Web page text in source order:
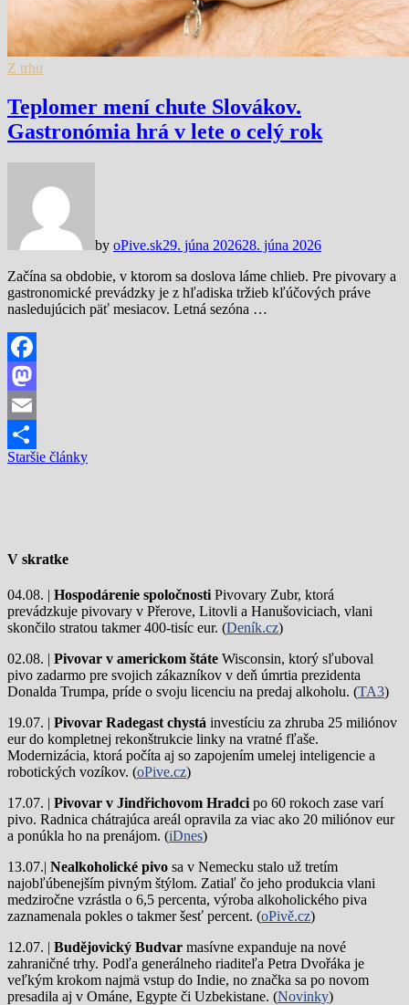
Z trhu
Teplomer mení chute Slovákov.
Gastronómia hrá v lete o celý rok
by oPive.sk29. júna 202628. júna 2026
Začína sa obdobie, v ktorom sa doslova láme chlieb. Pre pivovary a
gastronomické prevádzky je z hľadiska tržieb kľúčových práve
nasledujúcich päť mesiacov. Letná sezóna …
Facebook
Mastodon
Email
Share
Navigácia
Staršie články
V skratke
04.08. | Hospodárenie spoločnosti Pivovary Zubr, ktorá
prevádzkuje pivovary v Přerove, Litovli a Hanušoviciach, vlani
skončilo stratou takmer 400-tisíc eur. (Deník.cz)
02.08. | Pivovar v americkom štáte Wisconsin, ktorý sľuboval
pivo zadarmo pre svojich zákazníkov v deň úmrtia prezidenta
Donalda Trumpa, príde o svoju licenciu na predaj alkoholu. (TA3)
19.07. | Pivovar Radegast chystá investíciu za zhruba 25 miliónov
eur do kompletnej rekonštrukcie linky na vratné fľaše.
Modernizácia, ktorá počíta aj so zapojením umelej inteligencie a
robotických vozíkov. (oPive.cz)
17.07. | Pivovar v Jindřichovom Hradci po 60 rokoch zase varí
pivo. Radnica chátrajúca areál opravila za viac ako 20 miliónov eur
a ponúkla ho na prenájom. (iDnes)
13.07.| Nealkoholické pivo sa v Nemecku stalo už tretím
najobľúbenejším pivným štýlom. Zatiaľ čo jeho produkcia vlani
medziročne vzrástla o 6,5 percenta, výroba alkoholického piva
zaznamenala pokles o takmer šesť percent. (oPivě.cz)
12.07. | Budějovický Budvar masívne expanduje na nové
zahraničné trhy. Podľa generálneho riaditeľa Petra Dvořáka je
veľkým krokom najmä vstup do Indie, no značka sa po novom
presadila aj v Ománe, Egypte či Uzbekistane. (Novinky)